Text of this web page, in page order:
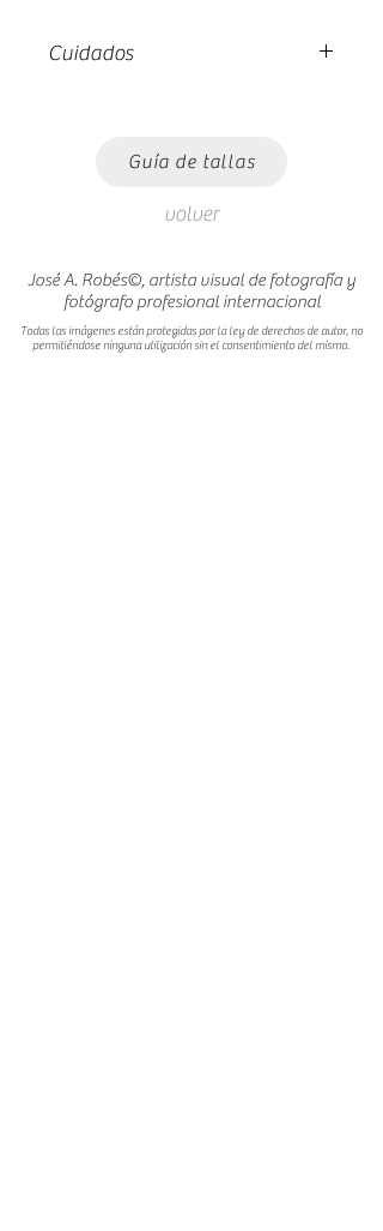
Cuidados
Guía de tallas
volver
José A. Robés©, artista visual de fotografía y
fotógrafo profesional internacional
Todas las imágenes están protegidas por la ley de derechos de autor, no
permitiéndose ninguna utilización sin el consentimiento del mismo.